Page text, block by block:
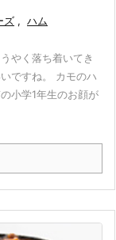
ズ , ハム
やく落ち着いてき
ですね。 カモのハ
小学1年生のお顔が